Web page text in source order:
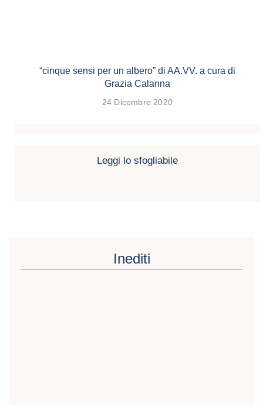
“cinque sensi per un albero” di AA.VV. a cura di
Grazia Calanna
24 Dicembre 2020
Leggi lo sfogliabile
Inediti